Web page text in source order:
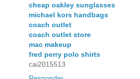
cheap oakley sunglasses
michael kors handbags
coach outlet
coach outlet store
mac makeup
fred perry polo shirts
cai2015513